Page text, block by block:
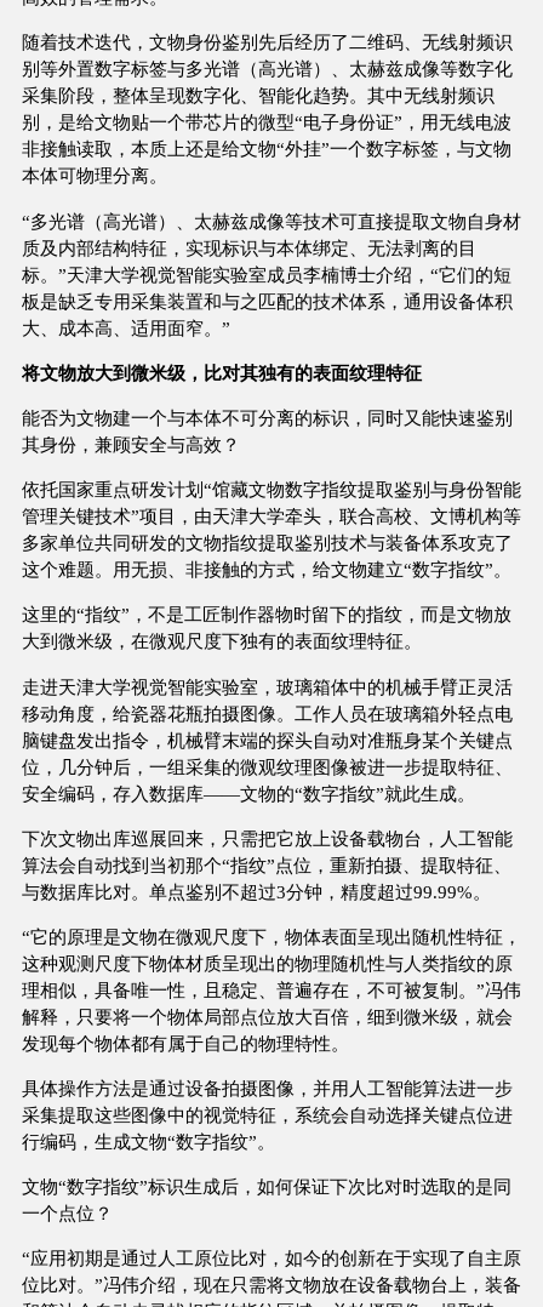
随着技术迭代，文物身份鉴别先后经历了二维码、无线射频识
别等外置数字标签与多光谱（高光谱）、太赫兹成像等数字化
采集阶段，整体呈现数字化、智能化趋势。其中无线射频识
别，是给文物贴一个带芯片的微型“电子身份证”，用无线电波
非接触读取，本质上还是给文物“外挂”一个数字标签，与文物
本体可物理分离。
“多光谱（高光谱）、太赫兹成像等技术可直接提取文物自身材
质及内部结构特征，实现标识与本体绑定、无法剥离的目
标。”天津大学视觉智能实验室成员李楠博士介绍，“它们的短
板是缺乏专用采集装置和与之匹配的技术体系，通用设备体积
大、成本高、适用面窄。”
将文物放大到微米级，比对其独有的表面纹理特征
能否为文物建一个与本体不可分离的标识，同时又能快速鉴别
其身份，兼顾安全与高效？
依托国家重点研发计划“馆藏文物数字指纹提取鉴别与身份智能
管理关键技术”项目，由天津大学牵头，联合高校、文博机构等
多家单位共同研发的文物指纹提取鉴别技术与装备体系攻克了
这个难题。用无损、非接触的方式，给文物建立“数字指纹”。
这里的“指纹”，不是工匠制作器物时留下的指纹，而是文物放
大到微米级，在微观尺度下独有的表面纹理特征。
走进天津大学视觉智能实验室，玻璃箱体中的机械手臂正灵活
移动角度，给瓷器花瓶拍摄图像。工作人员在玻璃箱外轻点电
脑键盘发出指令，机械臂末端的探头自动对准瓶身某个关键点
位，几分钟后，一组采集的微观纹理图像被进一步提取特征、
安全编码，存入数据库——文物的“数字指纹”就此生成。
下次文物出库巡展回来，只需把它放上设备载物台，人工智能
算法会自动找到当初那个“指纹”点位，重新拍摄、提取特征、
与数据库比对。单点鉴别不超过3分钟，精度超过99.99%。
“它的原理是文物在微观尺度下，物体表面呈现出随机性特征，
这种观测尺度下物体材质呈现出的物理随机性与人类指纹的原
理相似，具备唯一性，且稳定、普遍存在，不可被复制。”冯伟
解释，只要将一个物体局部点位放大百倍，细到微米级，就会
发现每个物体都有属于自己的物理特性。
具体操作方法是通过设备拍摄图像，并用人工智能算法进一步
采集提取这些图像中的视觉特征，系统会自动选择关键点位进
行编码，生成文物“数字指纹”。
文物“数字指纹”标识生成后，如何保证下次比对时选取的是同
一个点位？
“应用初期是通过人工原位比对，如今的创新在于实现了自主原
位比对。”冯伟介绍，现在只需将文物放在设备载物台上，装备